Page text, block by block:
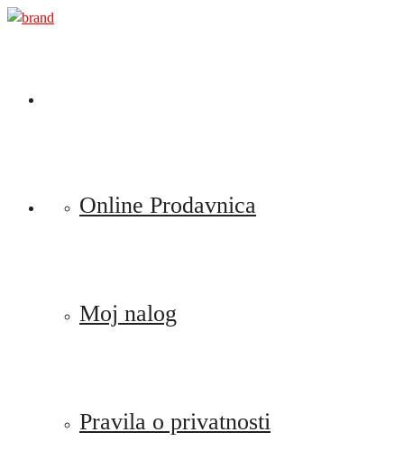
Preskoči
Online Prodavnica
Moj nalog
Pravila o privatnosti